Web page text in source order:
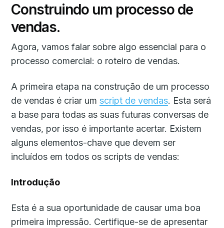
Construindo um processo de
vendas.
Agora, vamos falar sobre algo essencial para o
processo comercial: o roteiro de vendas.
A primeira etapa na construção de um processo
de vendas é criar umscript de vendas. Esta será
a base para todas as suas futuras conversas de
vendas, por isso é importante acertar. Existem
alguns elementos-chave que devem ser
incluídos em todos os scripts de vendas:
Introdução
Esta é a sua oportunidade de causar uma boa
primeira impressão. Certifique-se de apresentar